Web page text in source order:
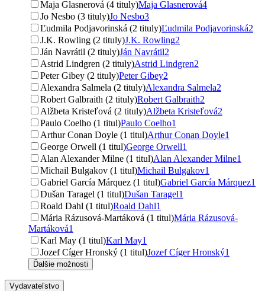
Maja Glasnerová (4 tituly)Maja Glasnerová4
Jo Nesbo (3 tituly)Jo Nesbo3
Ľudmila Podjavorinská (2 tituly)Ľudmila Podjavorinská2
J.K. Rowling (2 tituly)J.K. Rowling2
Ján Navrátil (2 tituly)Ján Navrátil2
Astrid Lindgren (2 tituly)Astrid Lindgren2
Peter Gibey (2 tituly)Peter Gibey2
Alexandra Salmela (2 tituly)Alexandra Salmela2
Robert Galbraith (2 tituly)Robert Galbraith2
Alžbeta Kristeľová (2 tituly)Alžbeta Kristeľová2
Paulo Coelho (1 titul)Paulo Coelho1
Arthur Conan Doyle (1 titul)Arthur Conan Doyle1
George Orwell (1 titul)George Orwell1
Alan Alexander Milne (1 titul)Alan Alexander Milne1
Michail Bulgakov (1 titul)Michail Bulgakov1
Gabriel García Márquez (1 titul)Gabriel García Márquez1
Dušan Taragel (1 titul)Dušan Taragel1
Roald Dahl (1 titul)Roald Dahl1
Mária Rázusová-Martáková (1 titul)Mária Rázusová-
Martáková1
Karl May (1 titul)Karl May1
Jozef Cíger Hronský (1 titul)Jozef Cíger Hronský1
Ďalšie možnosti
Vydavateľstvo